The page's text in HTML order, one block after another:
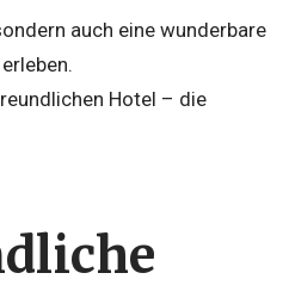
auch eine wunderbare
Hotel – die